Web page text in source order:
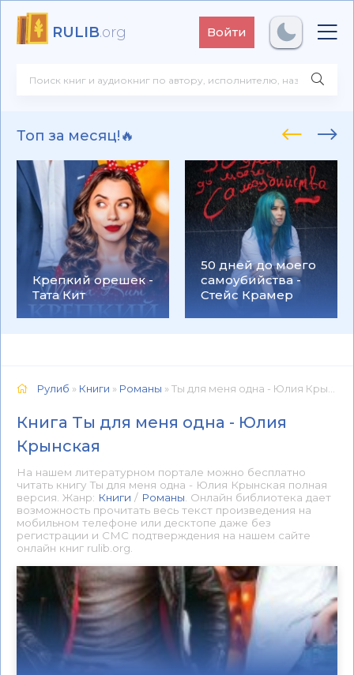
RULIB.org Войти
Топ за месяц!🔥
Крепкий орешек -
Тата Кит
50 дней до моего
самоубийства -
Стейс Крамер
Рулиб » Книги » Романы » Ты для меня одна - Юлия Крынская 📕 - Книга онлайн бесплатно
Книга Ты для меня одна - Юлия
Крынская
На нашем литературном портале можно бесплатно
читать книгу Ты для меня одна - Юлия Крынская полная
версия. Жанр: Книги / Романы . Онлайн библиотека дает
возможность прочитать весь текст произведения на
мобильном телефоне или десктопе даже без
регистрации и СМС подтверждения на нашем сайте
онлайн книг rulib.org.